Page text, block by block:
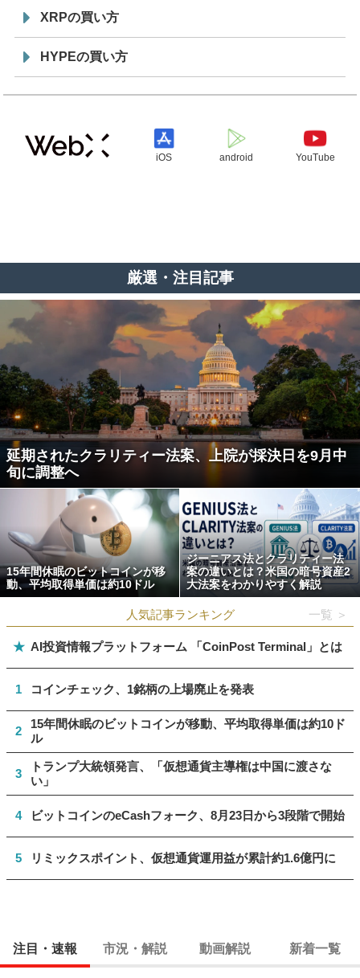
XRPの買い方
HYPEの買い方
iOS android YouTube
厳選・注目記事
延期されたクラリティー法案、上院が採決日を9月中
旬に調整へ
15年間休眠のビットコインが移
動、平均取得単価は約10ドル
ジーニアス法とクラリティー法
案の違いとは？米国の暗号資産2
大法案をわかりやすく解説
人気記事ランキング 一覧 ＞
★ AI投資情報プラットフォーム 「CoinPost Terminal」とは
1 コインチェック、1銘柄の上場廃止を発表
2
15年間休眠のビットコインが移動、平均取得単価は約10ド
ル
3
トランプ大統領発言、「仮想通貨主導権は中国に渡さな
い」
4 ビットコインのeCashフォーク、8月23日から3段階で開始
5 リミックスポイント、仮想通貨運用益が累計約1.6億円に
注目・速報 市況・解説 動画解説 新着一覧